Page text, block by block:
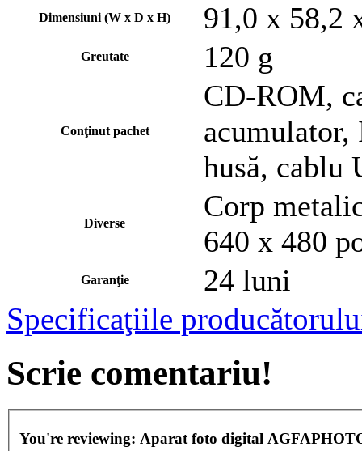
Dimensiuni (W x D x H) 91,0 x 58,2
Greutate 120 g
Conţinut pachet
CD-ROM,
acumulator,
husă, cablu
Diverse
Corp
640 x 480
Garanţie 24 luni
Specificaţiile
Scrie comentariu!
You're reviewing: Aparat foto digital